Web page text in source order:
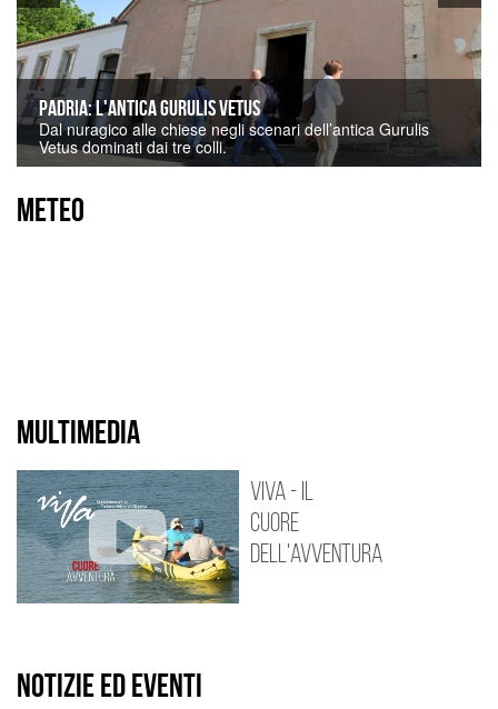
Padria: l'antica Gurulis Vetus
Dal nuragico alle chiese negli scenari dell’antica Gurulis
Vetus dominati dai tre colli.
METEO
MULTIMEDIA
VIVA - Il
CUORE
dell'Avventura
NOTIZIE ED EVENTI